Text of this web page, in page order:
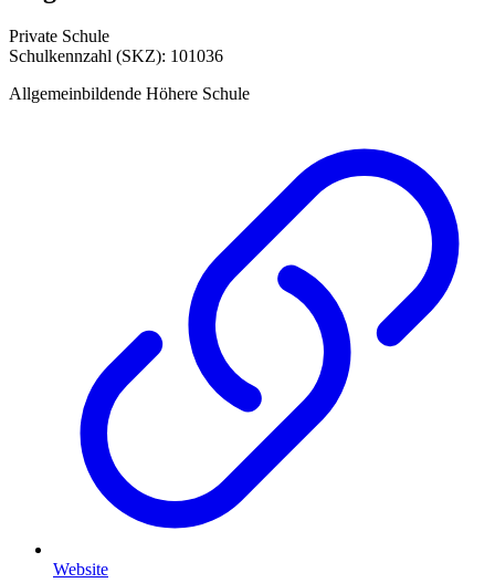
Private Schule
Schulkennzahl (SKZ): 101036
Allgemeinbildende Höhere Schule
Website